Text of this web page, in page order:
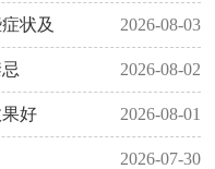
状及 2026-08-03
2026-08-02
好 2026-08-01
2026-07-30